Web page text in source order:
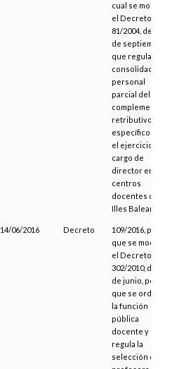
cual se modifica
el Decreto
81/2004, de 17
de septiembre,
que regula la
consolidación
personal
parcial del
complemento
retributivo
específico por
el ejercicio del
cargo de
director en los
centros
docentes de las
Illes Balears
14/06/2016 Decreto
109/2016, por el
que se modifica
el Decreto
302/2010, de 1
de junio, por el
que se ordena
la función
pública
docente y se
regula la
selección del